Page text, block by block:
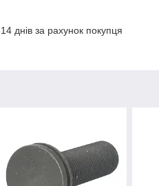
днів за рахунок покупця